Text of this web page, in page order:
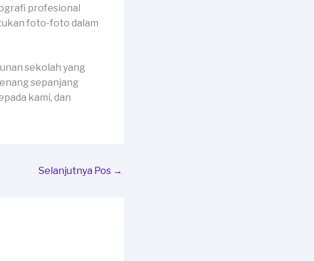
profesional
foto-foto dalam
sekolah yang
sepanjang
kami, dan
Selanjutnya Pos →